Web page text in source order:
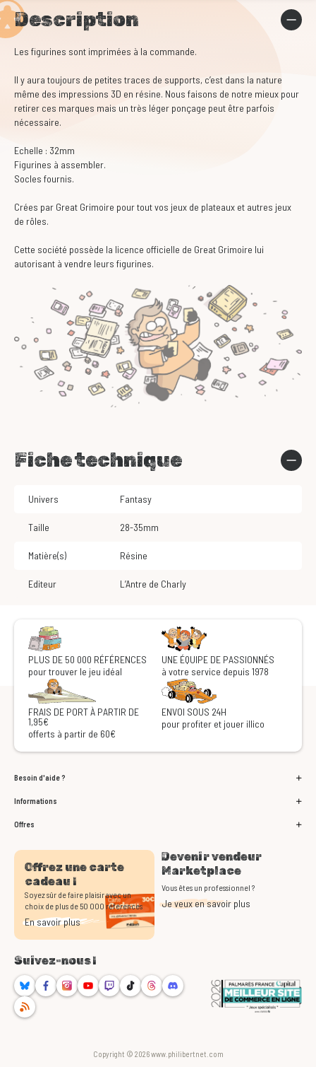
Description
Les figurines sont imprimées à la commande.
Il y aura toujours de petites traces de supports, c’est dans la nature
même des impressions 3D en résine. Nous faisons de notre mieux pour
retirer ces marques mais un très léger ponçage peut être parfois
nécessaire.
Echelle : 32mm
Figurines à assembler.
Socles fournis.
Crées par Great Grimoire pour tout vos jeux de plateaux et autres jeux
de rôles.
Cette société possède la licence officielle de Great Grimoire lui
autorisant à vendre leurs figurines.
Fiche technique
Univers Fantasy
Taille 28-35mm
Matière(s) Résine
Editeur L’Antre de Charly
PLUS DE 50 000 RÉFÉRENCES
pour trouver le jeu idéal
UNE ÉQUIPE DE PASSIONNÉS
à votre service depuis 1978
FRAIS DE PORT À PARTIR DE
1,95€
offerts à partir de 60€
ENVOI SOUS 24H
pour profiter et jouer illico
Besoin d'aide ?
Informations
Offres
Offrez une carte
cadeau !
Soyez sûr de faire plaisir avec un
choix de plus de 50 000 références
En savoir plus
Devenir vendeur
Marketplace
Vous êtes un professionnel ?
Je veux en savoir plus
Suivez-nous !
BlueskyFacebookInstagram
YoutubeTwitchTikTokThreadsDiscord
RSS
Copyright © 2026 www.philibertnet.com